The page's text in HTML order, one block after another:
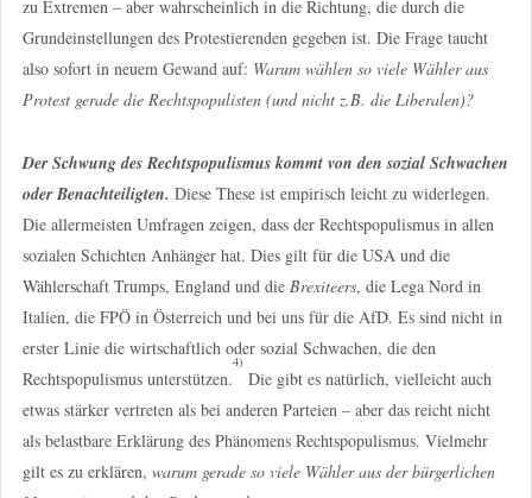
zu Extremen – aber wahrscheinlich in die Richtung, die durch die
Grundeinstellungen des Protestierenden gegeben ist. Die Frage taucht
also sofort in neuem Gewand auf: Warum wählen so viele Wähler aus
Protest gerade die Rechtspopulisten (und nicht z.B. die Liberalen)?
Der Schwung des Rechtspopulismus kommt von den sozial Schwachen
oder Benachteiligten. Diese These ist empirisch leicht zu widerlegen.
Die allermeisten Umfragen zeigen, dass der Rechtspopulismus in allen
sozialen Schichten Anhänger hat. Dies gilt für die USA und die
Wählerschaft Trumps, England und die Brexiteers, die Lega Nord in
Italien, die FPÖ in Österreich und bei uns für die AfD. Es sind nicht in
erster Linie die wirtschaftlich oder sozial Schwachen, die den
Rechtspopulismus unterstützen.
4)
Die gibt es natürlich, vielleicht auch
etwas stärker vertreten als bei anderen Parteien – aber das reicht nicht
als belastbare Erklärung des Phänomens Rechtspopulismus. Vielmehr
gilt es zu erklären, warum gerade so viele Wähler aus der bürgerlichen